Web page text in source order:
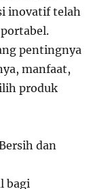
inovatif telah
pentingnya
manfaat,
produk
dan
bagi